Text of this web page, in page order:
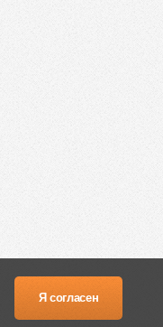
Я согласен